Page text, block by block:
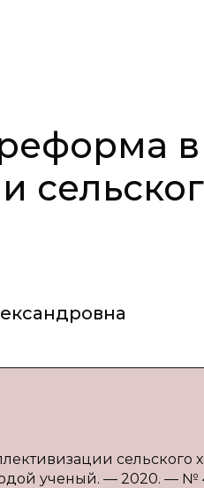
в
сельского
ученый. — 2020. — №